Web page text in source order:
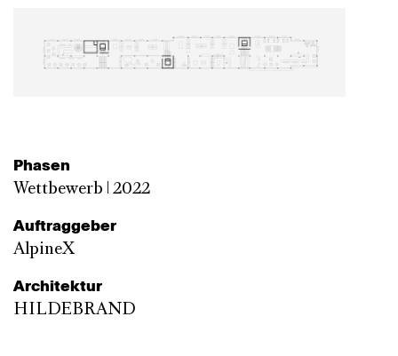
Phasen
Wettbewerb | 2022
Auftraggeber
AlpineX
Architektur
HILDEBRAND